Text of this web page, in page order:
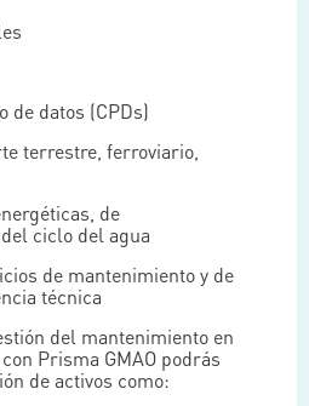
de datos (CPDs)
terrestre, ferroviario,
de
ciclo del agua
de mantenimiento y de
técnica
del mantenimiento en
Prisma GMAO podrás
de activos como: